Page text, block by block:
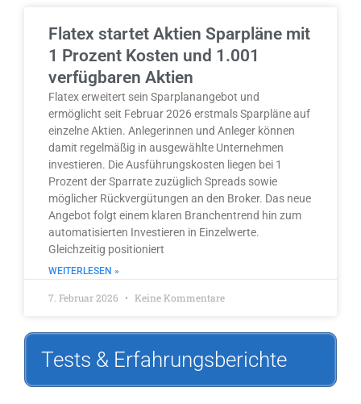
Flatex startet Aktien Sparpläne mit
1 Prozent Kosten und 1.001
verfügbaren Aktien
Flatex erweitert sein Sparplanangebot und
ermöglicht seit Februar 2026 erstmals Sparpläne auf
einzelne Aktien. Anlegerinnen und Anleger können
damit regelmäßig in ausgewählte Unternehmen
investieren. Die Ausführungskosten liegen bei 1
Prozent der Sparrate zuzüglich Spreads sowie
möglicher Rückvergütungen an den Broker. Das neue
Angebot folgt einem klaren Branchentrend hin zum
automatisierten Investieren in Einzelwerte.
Gleichzeitig positioniert
WEITERLESEN »
7. Februar 2026 Keine Kommentare
Tests & Erfahrungsberichte